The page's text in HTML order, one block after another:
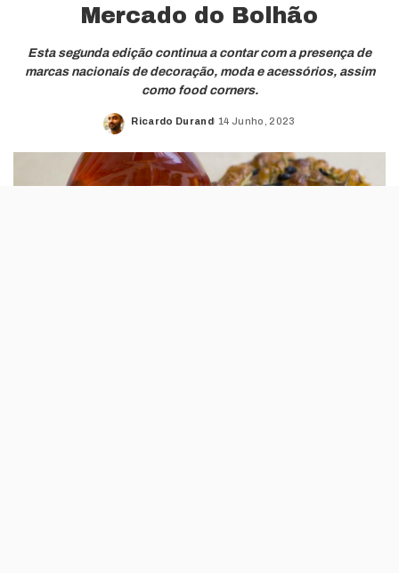
Mercado do Bolhão
Esta segunda edição continua a contar com a presença de
marcas nacionais de decoração, moda e acessórios, assim
como food corners.
Posted
Ricardo Durand 14 Junho, 2023